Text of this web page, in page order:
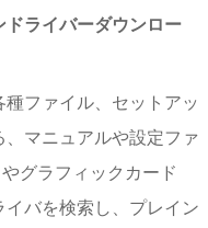
ライバーダウンロー
ファイル、セットアッ
マニュアルや設定ファ
グラフィックカード
イバを検索し、プレイン